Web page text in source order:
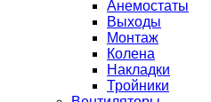
Анемостаты
Выходы
Монтаж
Колена
Накладки
Тройники